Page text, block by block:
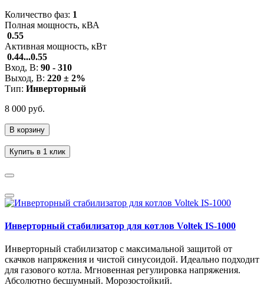
Количество фаз: 1
Полная мощность, кВА
0.55
Активная мощность, кВт
0.44...0.55
Вход, В: 90 - 310
Выход, В: 220 ± 2%
Тип: Инверторный
8 000 руб.
В корзину
Купить в 1 клик
Инверторный стабилизатор для котлов Voltek IS-1000
Инверторный стабилизатор с максимальной защитой от
скачков напряжения и чистой синусоидой. Идеально подходит
для газового котла. Мгновенная регулировка напряжения.
Абсолютно бесшумный. Морозостойкий.